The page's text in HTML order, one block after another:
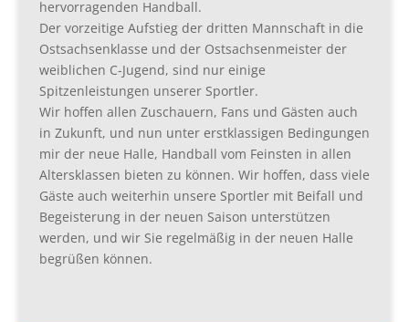
hervorragenden Handball.
Der vorzeitige Aufstieg der dritten Mannschaft in die
Ostsachsenklasse und der Ostsachsenmeister der
weiblichen C-Jugend, sind nur einige
Spitzenleistungen unserer Sportler.
Wir hoffen allen Zuschauern, Fans und Gästen auch
in Zukunft, und nun unter erstklassigen Bedingungen
mir der neue Halle, Handball vom Feinsten in allen
Altersklassen bieten zu können. Wir hoffen, dass viele
Gäste auch weiterhin unsere Sportler mit Beifall und
Begeisterung in der neuen Saison unterstützen
werden, und wir Sie regelmäßig in der neuen Halle
begrüßen können.